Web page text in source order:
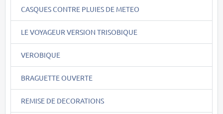
CASQUES CONTRE PLUIES DE METEO
LE VOYAGEUR VERSION TRISOBIQUE
VEROBIQUE
BRAGUETTE OUVERTE
REMISE DE DECORATIONS